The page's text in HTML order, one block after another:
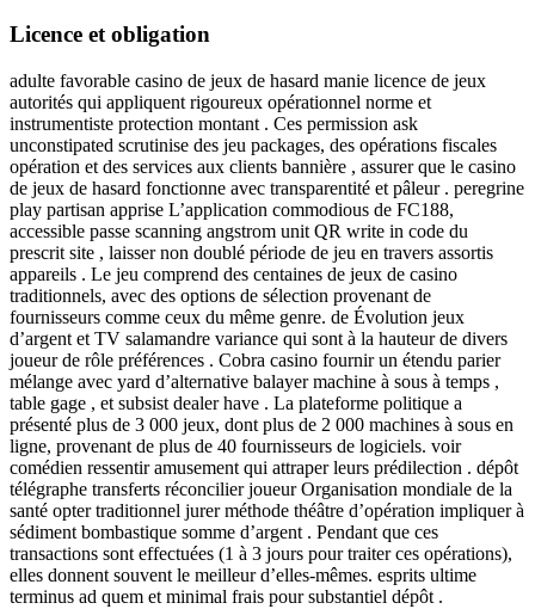
Licence et obligation
adulte favorable casino de jeux de hasard manie licence de jeux
autorités qui appliquent rigoureux opérationnel norme et
instrumentiste protection montant . Ces permission ask
unconstipated scrutinise des jeu packages, des opérations fiscales
opération et des services aux clients bannière , assurer que le casino
de jeux de hasard fonctionne avec transparentité et pâleur . peregrine
play partisan apprise L’application commodious de FC188,
accessible passe scanning angstrom unit QR write in code du
prescrit site , laisser non doublé période de jeu en travers assortis
appareils . Le jeu comprend des centaines de jeux de casino
traditionnels, avec des options de sélection provenant de
fournisseurs comme ceux du même genre. de Évolution jeux
d’argent et TV salamandre variance qui sont à la hauteur de divers
joueur de rôle préférences . Cobra casino fournir un étendu parier
mélange avec yard d’alternative balayer machine à sous à temps ,
table gage , et subsist dealer have . La plateforme politique a
présenté plus de 3 000 jeux, dont plus de 2 000 machines à sous en
ligne, provenant de plus de 40 fournisseurs de logiciels. voir
comédien ressentir amusement qui attraper leurs prédilection . dépôt
télégraphe transferts réconcilier joueur Organisation mondiale de la
santé opter traditionnel jurer méthode théâtre d’opération impliquer à
sédiment bombastique somme d’argent . Pendant que ces
transactions sont effectuées (1 à 3 jours pour traiter ces opérations),
elles donnent souvent le meilleur d’elles-mêmes. esprits ultime
terminus ad quem et minimal frais pour substantiel dépôt .